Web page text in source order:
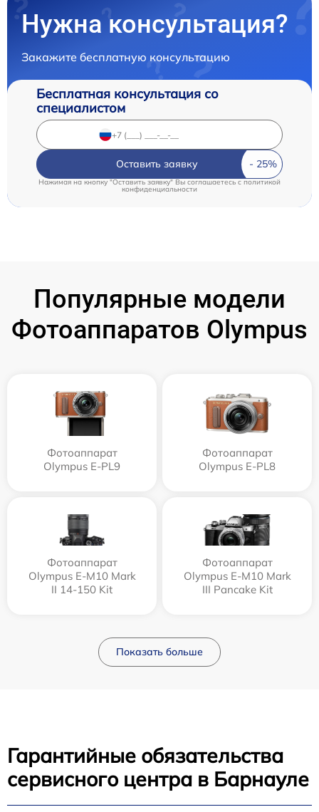
Нужна консультация?
Закажите бесплатную консультацию
Бесплатная консультация со
специалистом
Оставить заявку
Нажимая на кнопку "Оставить заявку" Вы соглашаетесь c политикой
конфиденциальности
Популярные модели
Фотоаппаратов Olympus
Фотоаппарат
Olympus E‑PL9
Фотоаппарат
Olympus E-PL8
Фотоаппарат
Olympus E‑M10 Mark
II 14-150 Kit
Фотоаппарат
Olympus E-M10 Mark
III Pancake Kit
Показать больше
Гарантийные обязательства
сервисного центра в Барнауле